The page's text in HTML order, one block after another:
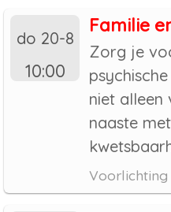
do 20-8
10:00
Familie
Zorg je
niet alleen
naaste
Voorlichting